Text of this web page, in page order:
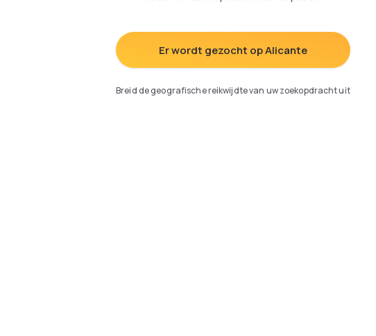
Er wordt gezocht op Alicante
Breid de geografische reikwijdte van uw zoekopdracht uit